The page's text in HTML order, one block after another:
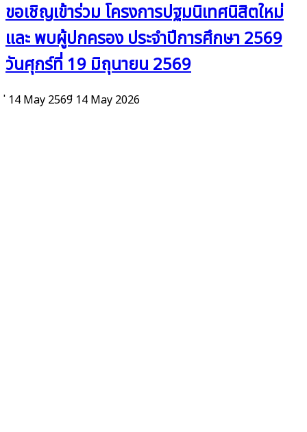
ขอเชิญเข้าร่วม โครงการปฐมนิเทศนิสิตใหม่
และ พบผู้ปกครอง ประจำปีการศึกษา 2569
วันศุกร์ที่ 19 มิถุนายน 2569
่ 14 May 2569 ่ 14 May 2026